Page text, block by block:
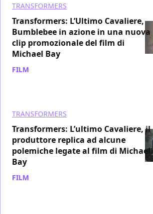
TRANSFORMERS
Transformers: L’Ultimo Cavaliere,
Bumblebee in azione in una nuova
clip promozionale del film di
Michael Bay
FILM
TRANSFORMERS
Transformers: L’ultimo Cavaliere, il
produttore replica ad alcune
polemiche legate al film di Michael
Bay
FILM